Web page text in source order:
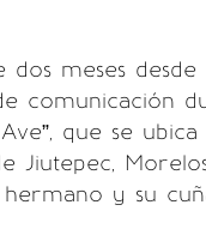
dos meses desde
comunicación
que se
Jiutepec,
y su